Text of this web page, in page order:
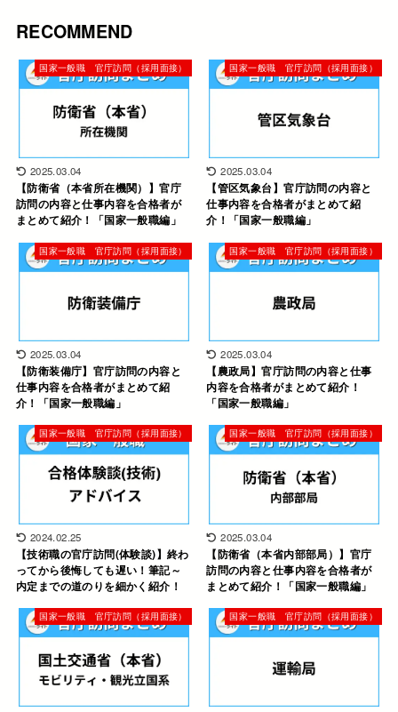
RECOMMEND
国家一般職 官庁訪問（採用面接）
2025.03.04
【防衛省（本省所在機関）】官庁
訪問の内容と仕事内容を合格者が
まとめて紹介！「国家一般職編」
国家一般職 官庁訪問（採用面接）
2025.03.04
【管区気象台】官庁訪問の内容と
仕事内容を合格者がまとめて紹
介！「国家一般職編」
国家一般職 官庁訪問（採用面接）
2025.03.04
【防衛装備庁】官庁訪問の内容と
仕事内容を合格者がまとめて紹
介！「国家一般職編」
国家一般職 官庁訪問（採用面接）
2025.03.04
【農政局】官庁訪問の内容と仕事
内容を合格者がまとめて紹介！
「国家一般職編」
国家一般職 官庁訪問（採用面接）
2024.02.25
【技術職の官庁訪問(体験談)】終わ
ってから後悔しても遅い！筆記～
内定までの道のりを細かく紹介！
国家一般職 官庁訪問（採用面接）
2025.03.04
【防衛省（本省内部部局）】官庁
訪問の内容と仕事内容を合格者が
まとめて紹介！「国家一般職編」
国家一般職 官庁訪問（採用面接） 国家一般職 官庁訪問（採用面接）